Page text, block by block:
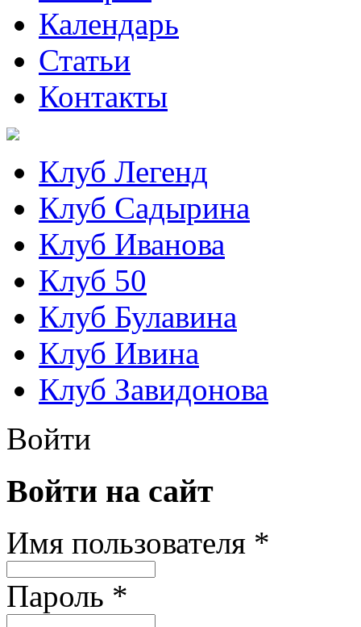
Календарь
Статьи
Контакты
Клуб Легенд
Клуб Садырина
Клуб Иванова
Клуб 50
Клуб Булавина
Клуб Ивина
Клуб Завидонова
Войти
Войти на сайт
Имя пользователя *
Пароль *